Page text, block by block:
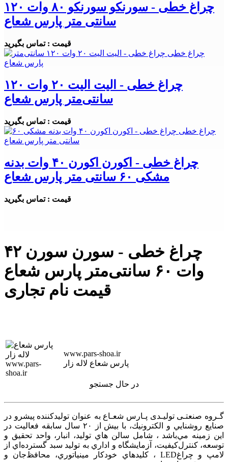
چراغ خطی - سورنکو سورنکو ۸۰ وات ۱۲۰
سانتی متر پارس شعاع
قیمت : تماس بگیرید
چراغ خطی - الیت الیت ۲۰ وات ۱۲۰
سانتی‌متر پارس شعاع
قیمت : تماس بگیرید
چراغ خطی - اکورن اکورن ۴۰ وات بدنه
مشکی ۶۰ سانتی متر پارس شعاع
قیمت : تماس بگیرید
چراغ خطی - سورن سورن ۴۲
وات ۶۰ سانتی‌متر پارس شعاع
قیمت نام تجاری
www.pars-shoa.ir
پارس شعاع لاله زار
در حال جستجو
گـروه صنعتـی تولیـدی پـارس شعـاع به عنوان توليدكننده پيشرو در
صنايع روشنايي و الكترونيك، با بيش از ۲۰ سال سابقه فعاليت در
اين زمينه‌ مي‌باشد ، شامل سالن هاي توليد، انبار، واحد تحقيق و
توسعه، كنترل‌كيفيت، آزمايشگاه و اداري به توليد سبد گسترده‌اي از
لامپ و چراغ‌LED ، كليدهاي خودكار مينياتوري، محافظ‌جان و